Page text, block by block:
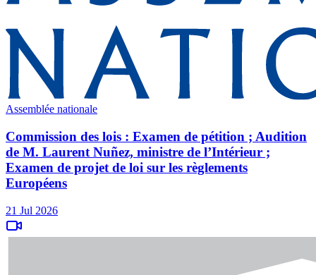
Assemblée nationale
Commission des lois : Examen de pétition ; Audition
de M. Laurent Nuñez, ministre de l’Intérieur ;
Examen de projet de loi sur les règlements
Européens
21 Jul 2026